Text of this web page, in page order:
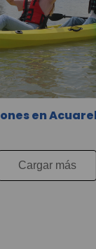
en
Cargar más